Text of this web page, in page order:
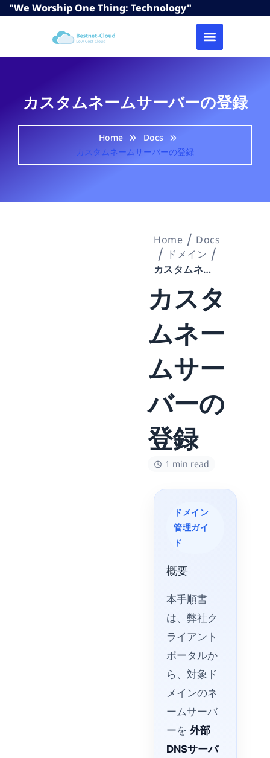
"We Worship One Thing: Technology"
カスタムネームサーバーの登録
Home
Docs
カスタムネームサーバーの登録
Home
Docs
ドメイン
カスタムネームサーバーの登録
カスタ
ムネー
ムサー
バーの
登録
1 min read
ドメイン
管理ガイ
ド
概要
本手順書
は、弊社ク
ライアント
ポータルか
ら、対象ド
メインのネ
ームサーバ
ーを外部
DNSサーバ